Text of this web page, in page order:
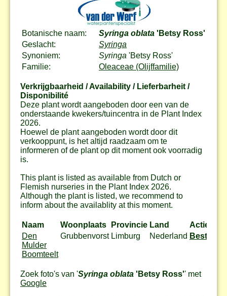
Botanische naam: Syringa oblata 'Betsy Ross'
Geslacht:
Syringa
Synoniem:
Syringa 'Betsy Ross'
Familie:
Oleaceae (Olijffamilie)
Verkrijgbaarheid / Availability / Lieferbarheit /
Disponibilité
Deze plant wordt aangeboden door een van de
onderstaande kwekers/tuincentra in de Plant Index
2026.
Hoewel de plant aangeboden wordt door dit
verkooppunt, is het altijd raadzaam om te
informeren of de plant op dit moment ook voorradig
is.
This plant is listed as available from Dutch or
Flemish nurseries in the Plant Index 2026.
Although the plant is listed, we recommend to
inform about the availablity at this moment.
Naam Woonplaats Provincie Land
Actie
Den
Mulder
Boomteelt
Grubbenvorst Limburg Nederland Bestel
Zoek foto's van 'Syringa oblata 'Betsy Ross'' met
Google